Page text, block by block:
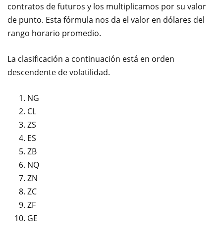
contratos de futuros y los multiplicamos por su valor
de punto. Esta fórmula nos da el valor en dólares del
rango horario promedio.
La clasificación a continuación está en orden
descendente de volatilidad.
NG
CL
ZS
ES
ZB
NQ
ZN
ZC
ZF
GE